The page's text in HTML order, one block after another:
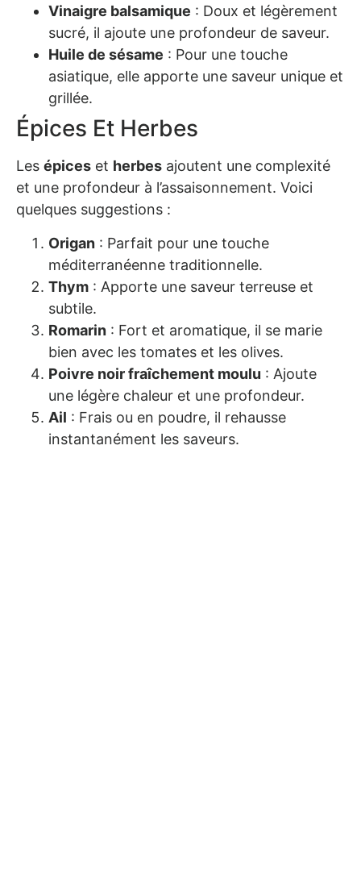
Vinaigre balsamique : Doux et légèrement
sucré, il ajoute une profondeur de saveur.
Huile de sésame : Pour une touche
asiatique, elle apporte une saveur unique et
grillée.
Épices Et Herbes
Les épices et herbes ajoutent une complexité
et une profondeur à l’assaisonnement. Voici
quelques suggestions :
Origan : Parfait pour une touche
méditerranéenne traditionnelle.
Thym : Apporte une saveur terreuse et
subtile.
Romarin : Fort et aromatique, il se marie
bien avec les tomates et les olives.
Poivre noir fraîchement moulu : Ajoute
une légère chaleur et une profondeur.
Ail : Frais ou en poudre, il rehausse
instantanément les saveurs.